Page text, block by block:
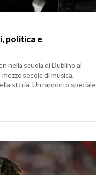
politica e
nella scuola di Dublino al
secolo di musica,
storia. Un rapporto speciale